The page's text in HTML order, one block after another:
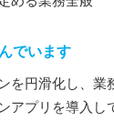
でいます
を円滑化し、業
アプリを導入し